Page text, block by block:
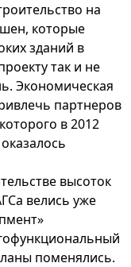
на
которые
зданий в
так и не
Экономическая
партнеров
в 2012
высоток
велись уже
поменялись.